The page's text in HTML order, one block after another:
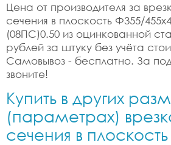
Цена от производителя за
сечения в плоскость Ф355/
(08ПС)0.50 из оцинкованной
рублей за штуку без учёта
Самовывоз - бесплатно. За
звоните!
Купить в других
(параметрах)
сечения в плоскость